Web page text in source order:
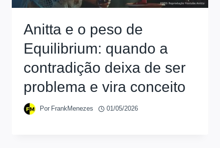
Anitta e o peso de
Equilibrium: quando a
contradição deixa de ser
problema e vira conceito
Por FrankMenezes 01/05/2026